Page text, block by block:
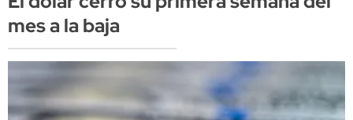
mes a la baja